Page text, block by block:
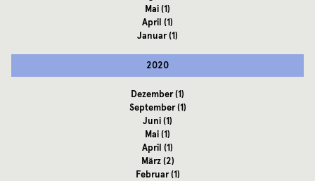
Mai(1)
April (1)
Januar(1)
2020
Dezember(1)
September(1)
Juni(1)
Mai(1)
April (1)
März(2)
Februar(1)